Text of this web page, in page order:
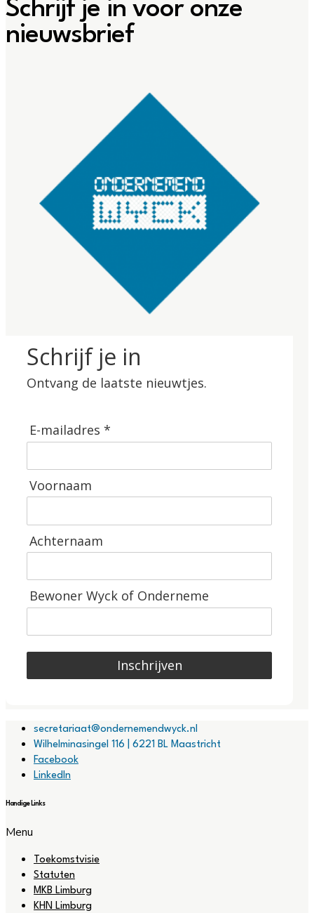
Schrijf je in voor onze
nieuwsbrief
Schrijf je in
Ontvang de laatste nieuwtjes.
E-mailadres *
Voornaam
Achternaam
Bewoner Wyck of Onderneme
Inschrijven
secretariaat@ondernemendwyck.nl
Wilhelminasingel 116 | 6221 BL Maastricht
Facebook
LinkedIn
Handige Links
Menu
Toekomstvisie
Statuten
MKB Limburg
KHN Limburg